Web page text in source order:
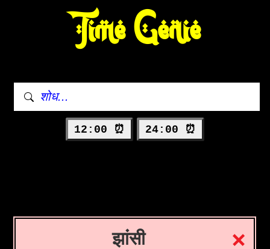
Time Genie
12:00 ⏰ 24:00 ⏰
झांसी